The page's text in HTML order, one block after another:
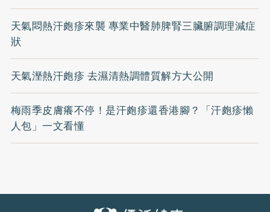
天氣悶熱汗皰疹來襲 專業中醫肺脾腎三臟腑調理減症
狀
天氣溼熱汗皰疹 去濕清熱調體質解方大公開
梅雨季皮膚癢不停！是汗皰疹還香港腳？「汗皰疹懶
人包」一文看懂